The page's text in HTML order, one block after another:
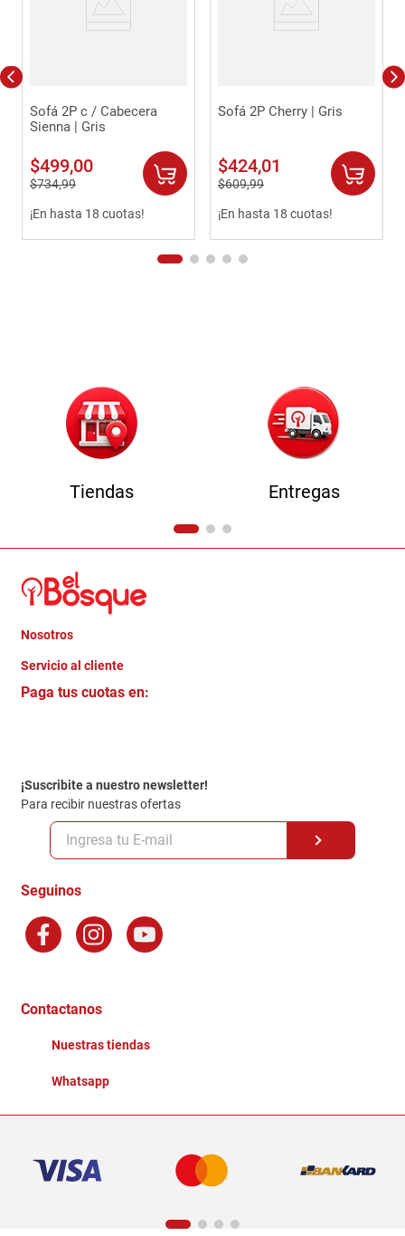
Sofá 2P c / Cabecera
Sienna | Gris
$499,00
$734,99
¡En hasta 18 cuotas!
Sofá 2P Cherry | Gris
$424,01
$609,99
¡En hasta 18 cuotas!
Tiendas Entregas
Nosotros
Quienes somos
Trabaja con Nosotros
Servicio al cliente
Crédito Directo
Politica de Privacidad
Políticas y condiciones GiftCard
Formas de Pago
Terminos y Condiciones
Factura Electronica
Ganadores - Promociones
Paga tus cuotas en:
¡Suscribite a nuestro newsletter!
Para recibir nuestras ofertas
Seguinos
Contactanos
Nuestras tiendas
Whatsapp